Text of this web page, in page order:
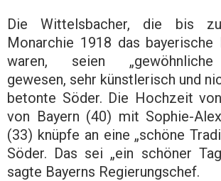
Die Wittelsbacher, die bis
Monarchie 1918 das bayerische
waren, seien „gewöhnliche
gewesen, sehr künstlerisch und
betonte Söder. Die Hochzeit
von Bayern (40) mit Sophie-
(33) knüpfe an eine „schöne
Söder. Das sei „ein schöner
sagte Bayerns Regierungschef.